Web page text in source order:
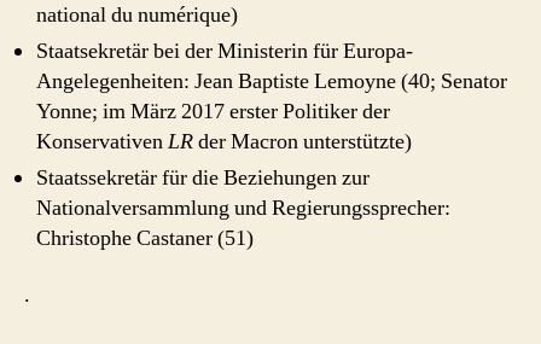
national du numérique)
Staatsekretär bei der Ministerin für Europa-
Angelegenheiten: Jean Baptiste Lemoyne (40; Senator
Yonne; im März 2017 erster Politiker der
KonservativenLRder Macron unterstützte)
Staatssekretär für die Beziehungen zur
Nationalversammlung und Regierungssprecher:
Christophe Castaner (51)
.